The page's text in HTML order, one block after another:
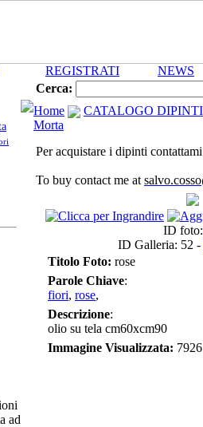
REGISTRATI NEWS
Cerca:
ad
Home CATALOGO DIPINTI
Morta
Per acquistare i dipinti
To buy contact me at
ID
ID Galleria: 52 -
Titolo Foto: rose
Parole Chiave:
fiori, rose,
Descrizione:
olio su tela cm60xcm90
Immagine Visualizzata: